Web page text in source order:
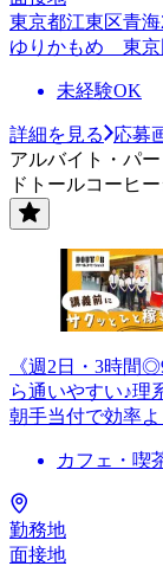
東京都江東区青海
ゆりかもめ 東京
未経験OK
詳細を見る
応募
アルバイト・パー
ドトールコーヒ
《週2日・3時間
ら通いやすい♪理
朝手当付で効率よ
カフェ・喫
勤務地
面接地